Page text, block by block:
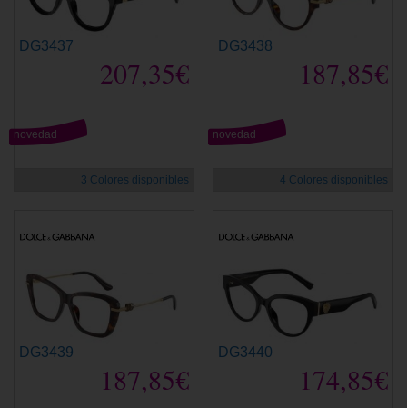
DG3437
207,35€
novedad
3 Colores disponibles
DG3438
187,85€
novedad
4 Colores disponibles
DG3439
187,85€
DG3440
174,85€